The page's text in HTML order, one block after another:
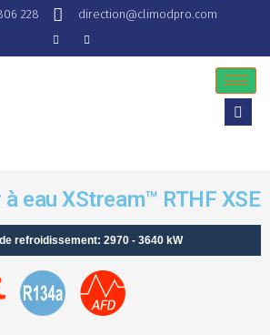
228 direction@climodpro.com
eau XStream™ RTHF XSE
refroidissement: 2970 - 3640 kW